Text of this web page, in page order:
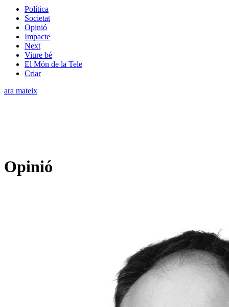
Política
Societat
Opinió
Impacte
Next
Viure bé
El Món de la Tele
Criar
ara mateix
Opinió